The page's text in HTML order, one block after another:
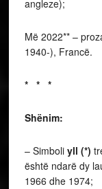
angleze);
Më 2022** –
1940-), Francë.
* * *
Shënim:
– Simboli yll (*)
është ndarë dy
1966 dhe 1974;